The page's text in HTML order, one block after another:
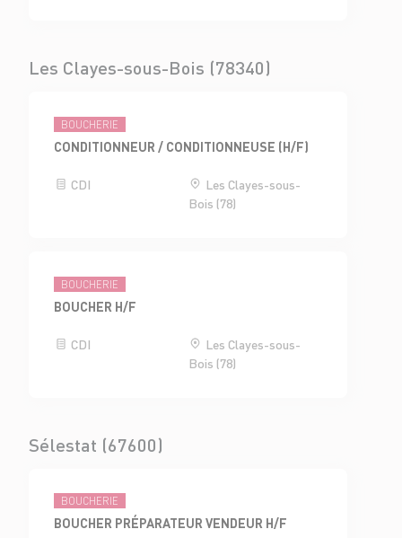
Les Clayes-sous-Bois (78340)
BOUCHERIE
CONDITIONNEUR / CONDITIONNEUSE (H/F)
CDI
Les Clayes-sous-
Bois (78)
BOUCHERIE
BOUCHER H/F
CDI
Les Clayes-sous-
Bois (78)
Sélestat (67600)
BOUCHERIE
BOUCHER PRÉPARATEUR VENDEUR H/F